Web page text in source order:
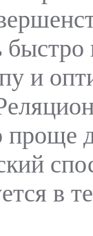
и
проще
в